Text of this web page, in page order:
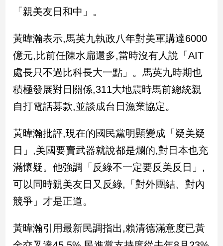
毒
南
台
灣
觀
南
台
灣
觀
點
樂
「親美友日和中」。
黃暐瀚表示,馬英九執政八年對美軍購達6000
億元,比前任陳水扁還多,當時沒有人說「AIT
處長只不過比科長大一點」。馬英九時期也
積極發展對日關係,311大地震時馬前總統親
自打電話募款,並談成台日漁業協定。
黃暐瀚批評,現在的國民黨明顯變成「疑美疑
日」,美國要賣武器就說都是爛的,對日本也充
滿懷疑。他強調「反綠不一定要反美反日」,
可以同時親美友日又反綠,「對外團結、對內
競爭」才是正道。
黃暐瀚引用最新民調指出,賴清德滿意度已黃